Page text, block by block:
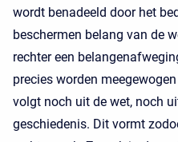
wordt benadeeld door het
beschermen belang van de
rechter een
precies worden
volgt noch uit de wet, noch
geschiedenis. Dit vormt